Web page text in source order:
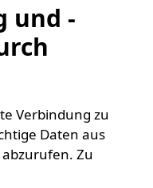
und -
Verbindung zu
Daten aus
Zu